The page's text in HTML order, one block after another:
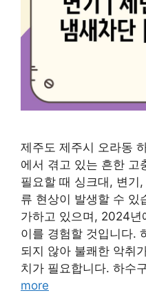
제주도 제주시 오라동
에서 겪고 있는 흔한 고
필요할 때 싱크대, 변기
류 현상이 발생할 수 있
가하고 있으며, 2024년
이를 경험할 것입니다.
되지 않아 불쾌한 악취
치가 필요합니다. 하수
more